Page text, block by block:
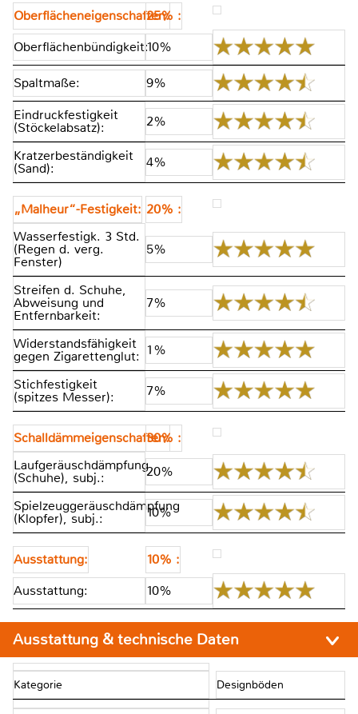
Oberflächeneigenschaften:
25% :
Oberflächenbündigkeit:10%
Spaltmaße:
9%
Eindruckfestigkeit
(Stöckelabsatz): 2%
Kratzerbeständigkeit
(Sand): 4%
„Malheur“-Festigkeit: 20% :
Wasserfestigk. 3 Std.
(Regen d. verg.
Fenster)
5%
Streifen d. Schuhe,
Abweisung und
Entfernbarkeit:
7%
Widerstandsfähigkeit
gegen Zigarettenglut: 1%
Stichfestigkeit
(spitzes Messer): 7%
Schalldämmeigenschaften:
30% :
Laufgeräuschdämpfung
(Schuhe), subj.: 20%
Spielzeuggeräuschdämpfung
(Klopfer), subj.: 10%
Ausstattung:
10% :
Ausstattung:
10%
Ausstattung & technische Daten
Kategorie Designböden